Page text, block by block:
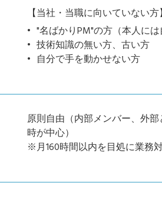
【当社・当職に向いていない方】
"名ばかりPM"の方（本人に
技術知識の無い方、古い方
自分で手を動かせない方
原則自由（内部メンバー、外
時が中心）
※月160時間以内を目処に業務